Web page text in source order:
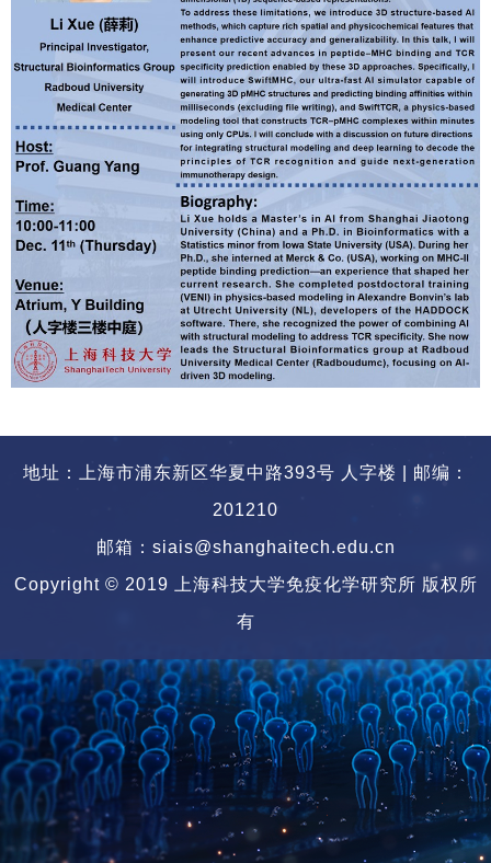
地址：上海市浦东新区华夏中路393号 人字楼 | 邮编：
201210
邮箱：siais@shanghaitech.edu.cn
Copyright © 2019 上海科技大学免疫化学研究所 版权所
有